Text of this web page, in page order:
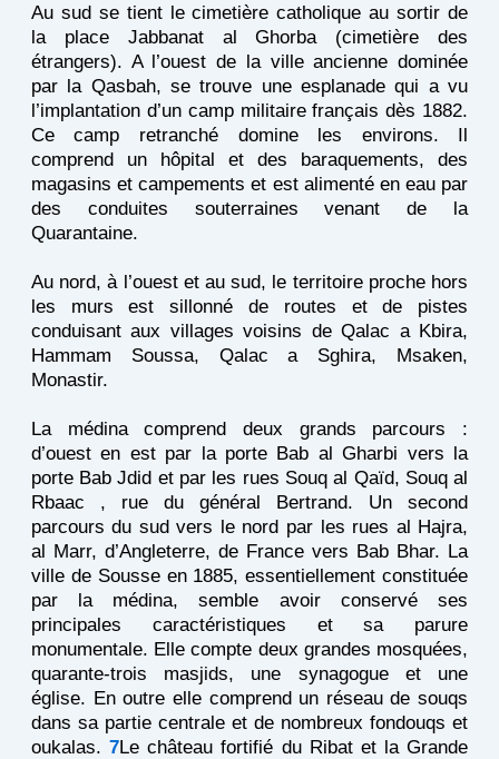
Au sud se tient le cimetière catholique au sortir de
la place Jabbanat al Ghorba (cimetière des
étrangers). A l’ouest de la ville ancienne dominée
par la Qasbah, se trouve une esplanade qui a vu
l’implantation d’un camp militaire français dès 1882.
Ce camp retranché domine les environs. Il
comprend un hôpital et des baraquements, des
magasins et campements et est alimenté en eau par
des conduites souterraines venant de la
Quarantaine.
Au nord, à l’ouest et au sud, le territoire proche hors
les murs est sillonné de routes et de pistes
conduisant aux villages voisins de Qalac a Kbira,
Hammam Soussa, Qalac a Sghira, Msaken,
Monastir.
La médina comprend deux grands parcours :
d’ouest en est par la porte Bab al Gharbi vers la
porte Bab Jdid et par les rues Souq al Qaïd, Souq al
Rbaac , rue du général Bertrand. Un second
parcours du sud vers le nord par les rues al Hajra,
al Marr, d’Angleterre, de France vers Bab Bhar. La
ville de Sousse en 1885, essentiellement constituée
par la médina, semble avoir conservé ses
principales caractéristiques et sa parure
monumentale. Elle compte deux grandes mosquées,
quarante-trois masjids, une synagogue et une
église. En outre elle comprend un réseau de souqs
dans sa partie centrale et de nombreux fondouqs et
oukalas.7Le château fortifié du Ribat et la Grande